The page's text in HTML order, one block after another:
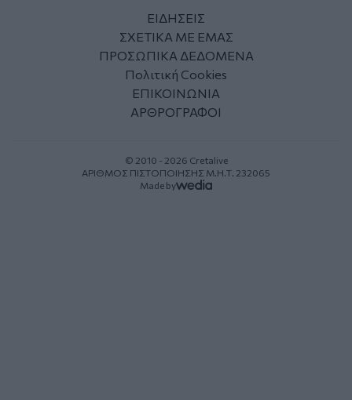
ΕΙΔΗΣΕΙΣ
ΣΧΕΤΙΚΑ ΜΕ ΕΜΑΣ
ΠΡΟΣΩΠΙΚΑ ΔΕΔΟΜΕΝΑ
Πολιτική Cookies
ΕΠΙΚΟΙΝΩΝΙΑ
ΑΡΘΡΟΓΡΑΦΟΙ
© 2010 - 2026 Cretalive
ΑΡΙΘΜΟΣ ΠΙΣΤΟΠΟΙΗΣΗΣ Μ.Η.Τ. 232065
Made by